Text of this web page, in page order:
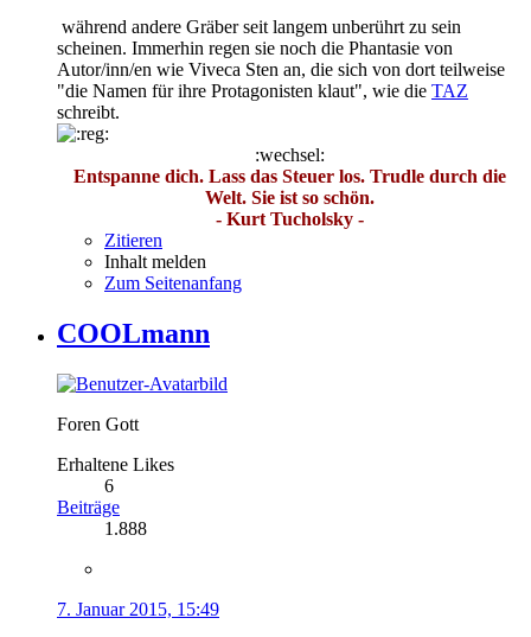
während andere Gräber seit langem unberührt zu sein
scheinen. Immerhin regen sie noch die Phantasie von
Autor/inn/en wie Viveca Sten an, die sich von dort teilweise
"die Namen für ihre Protagonisten klaut", wie die TAZ
schreibt.
:wechsel:
Entspanne dich. Lass das Steuer los. Trudle durch die
Welt. Sie ist so schön.
- Kurt Tucholsky -
Zitieren
Inhalt melden
Zum Seitenanfang
COOLmann
Foren Gott
Erhaltene Likes
6
Beiträge
1.888
7. Januar 2015, 15:49